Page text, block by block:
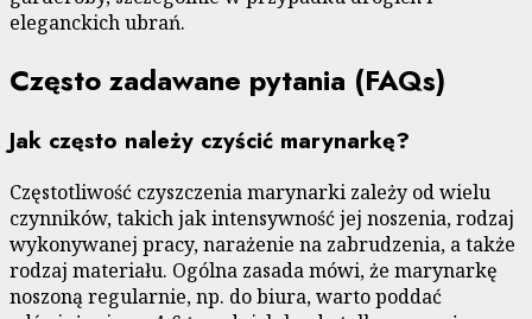
eleganckich ubrań.
Często zadawane pytania (FAQs)
Jak często należy czyścić marynarkę?
Częstotliwość czyszczenia marynarki zależy od wielu
czynników, takich jak intensywność jej noszenia, rodzaj
wykonywanej pracy, narażenie na zabrudzenia, a także
rodzaj materiału. Ogólna zasada mówi, że marynarkę
noszoną regularnie, np. do biura, warto poddać